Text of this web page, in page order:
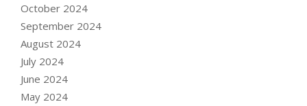
October 2024
September 2024
August 2024
July 2024
June 2024
May 2024